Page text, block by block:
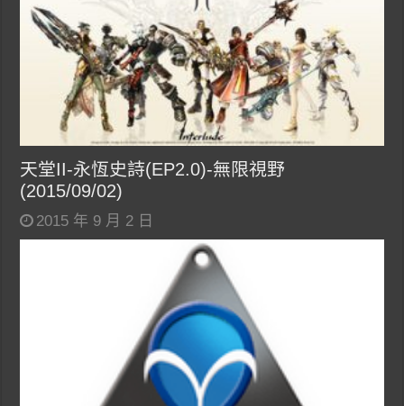
天堂II-永恆史詩(EP2.0)-無限視野
(2015/09/02)
2015 年 9 月 2 日